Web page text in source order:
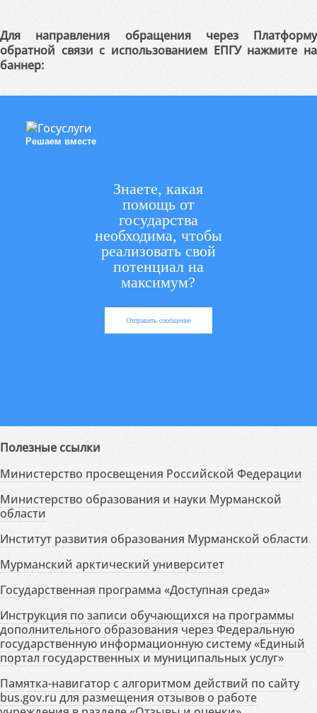
Для направления обращения через Платформу
обратной связи с использованием ЕПГУ нажмите на
баннер:
Решаем вместе
Знаете, какая
помощь от
государства
необходима, чтобы
реализовать свой
потенциал на
максимум?
Отправить сообщение
Полезные ссылки
Министерство просвещения Российской Федерации
Министерство образования и науки Мурманской
области
Институт развития образования Мурманской области
Мурманский арктический университет
Государственная программа «Доступная среда»
Инструкция по записи обучающихся на программы
дополнительного образования через Федеральную
государственную информационную систему «Единый
портал государственных и муниципальных услуг»
Памятка-навигатор с алгоритмом действий по сайту
bus.gov.ru для размещения отзывов о работе